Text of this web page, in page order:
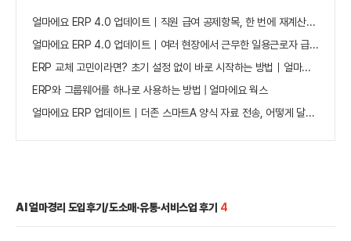
얼마에요 ERP 4.0 업데이트｜직원 급여 공제항목, 한 번에 재계산하세요
얼마에요 ERP 4.0 업데이트｜여러 현장에서 근무한 일용근로자 급여, 현장별로 선택 수집하세요
ERP 교체 고민이라면? 초기 설정 없이 바로 시작하는 방법｜얼마에요 ERP
ERP와 그룹웨어를 하나로 사용하는 방법 | 얼마에요 웍스
얼마에요 ERP 업데이트｜더존 스마트A 양식 자료 전송, 어떻게 달라졌나요?
AI 얼마경리 도입후기/도소매·유통·서비스업 후기 4